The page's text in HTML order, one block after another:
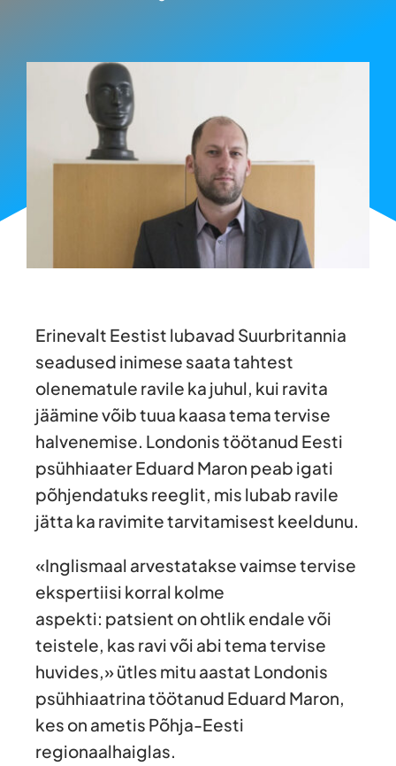
Erinevalt Eestist lubavad Suurbritannia
seadused inimese saata tahtest
olenematule ravile ka juhul, kui ravita
jäämine võib tuua kaasa tema tervise
halvenemise. Londonis töötanud Eesti
psühhiaater Eduard Maron peab igati
põhjendatuks reeglit, mis lubab ravile
jätta ka ravimite tarvitamisest keeldunu.
«Inglismaal arvestatakse vaimse tervise
ekspertiisi korral kolme
aspekti: patsient on ohtlik endale või
teistele, kas ravi või abi tema tervise
huvides,» ütles mitu aastat Londonis
psühhiaatrina töötanud Eduard Maron,
kes on ametis Põhja-Eesti
regionaalhaiglas.